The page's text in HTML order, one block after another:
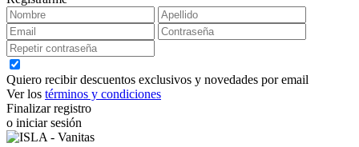
Quiero recibir descuentos exclusivos y novedades por email
Ver los términos y condiciones
Finalizar registro
o iniciar sesión